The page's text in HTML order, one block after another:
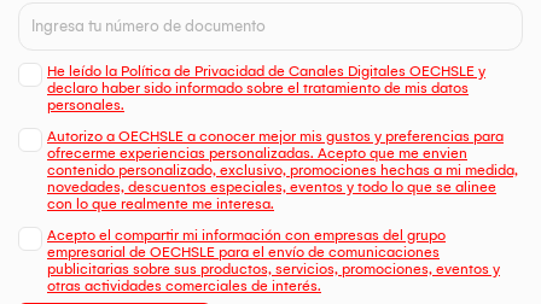
He leído la Política de Privacidad de Canales Digitales OECHSLE y
declaro haber sido informado sobre el tratamiento de mis datos
personales.
Autorizo a OECHSLE a conocer mejor mis gustos y preferencias para
ofrecerme experiencias personalizadas. Acepto que me envien
contenido personalizado, exclusivo, promociones hechas a mi medida,
novedades, descuentos especiales, eventos y todo lo que se alinee
con lo que realmente me interesa.
Acepto el compartir mi información con empresas del grupo
empresarial de OECHSLE para el envío de comunicaciones
publicitarias sobre sus productos, servicios, promociones, eventos y
otras actividades comerciales de interés.